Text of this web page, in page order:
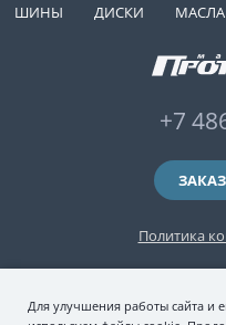
ШИНЫ ДИСКИ МАСЛА
Политика
+7
2006-2026 © интернет-магазин
(зимние и летние шины),
Для улучшения работы сайта и